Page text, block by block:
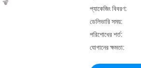
প্যাকেজিং বিবরণ:
ডেলিভারি সময়:
পরিশোধের শর্ত:
যোগানের ক্ষমতা: